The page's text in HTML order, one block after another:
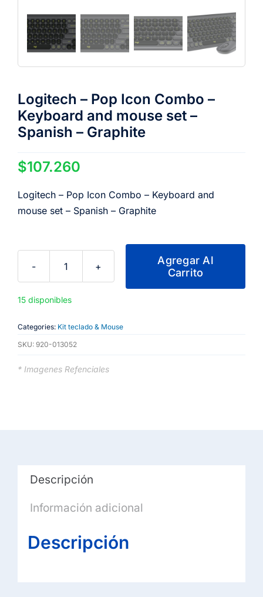
Logitech – Pop Icon Combo –
Keyboard and mouse set –
Spanish – Graphite
$107.260
Logitech – Pop Icon Combo – Keyboard and
mouse set – Spanish – Graphite
Logitech
Pop
Keyboard
Graphite
Agregar Al
Carrito
15 disponibles
Categories: Kit teclado & Mouse
SKU: 920-013052
* Imagenes Refenciales
Descripción
Información adicional
Descripción